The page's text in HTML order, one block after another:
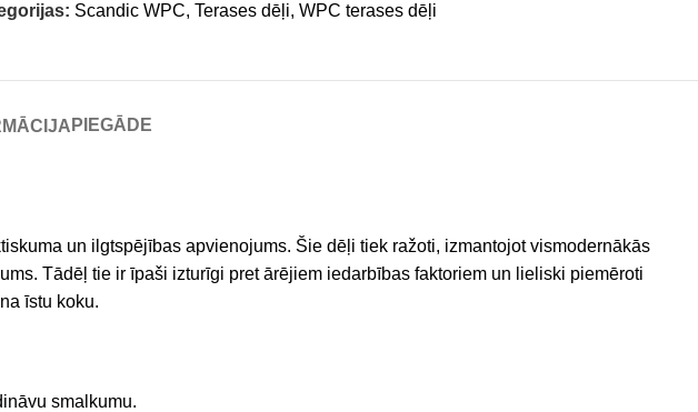
Scandic WPC, Terases dēļi, WPC terases dēļi
PIEGĀDE
un ilgtspējības apvienojums. Šie dēļi tiek ražoti, izmantojot vismodernākās
Tādēļ tie ir īpaši izturīgi pret ārējiem iedarbības faktoriem un lieliski piemēroti
īstu koku.
smalkumu.